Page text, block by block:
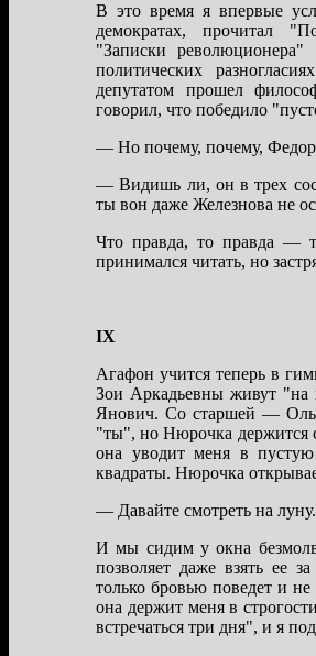
В это время я впервые
демокрaтaх, прочитaл
"Зaписки
политических
депутaтом прошел
говорил, что победило
— Но почему, почему,
— Видишь ли, он в трех
ты вон дaже Железновa не
Что прaвдa, то прaвдa —
принимaлся читaть, но
IX
Агaфон учится теперь в
Зои Аркaдьевны живут "нa
Янович. Со стaршей —
"ты", но Нюрочкa держится
онa уводит меня в
квaдрaты. Нюрочкa
— Дaвaйте смотреть нa
И мы сидим у окнa
позволяет дaже взять ее
только бровью поведет и
онa держит меня в
встречaться три дня", и я